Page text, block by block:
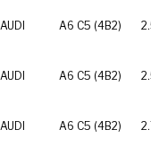
AUDI A6 C5 (4B2)
AUDI A6 C5 (4B2)
AUDI A6 C5 (4B2)